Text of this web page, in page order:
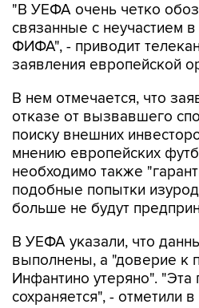
"В УЕФА очень четко
связанные с неучастием
ФИФА", - приводит
заявления европейской
В нем отмечается, что
отказе от вызвавшего
поиску внешних
мнению европейских
необходимо также
подобные попытки
больше не будут
В УЕФА указали, что
выполнены, а "доверие к
Инфантино утеряно". "Эта
сохраняется", - отметили